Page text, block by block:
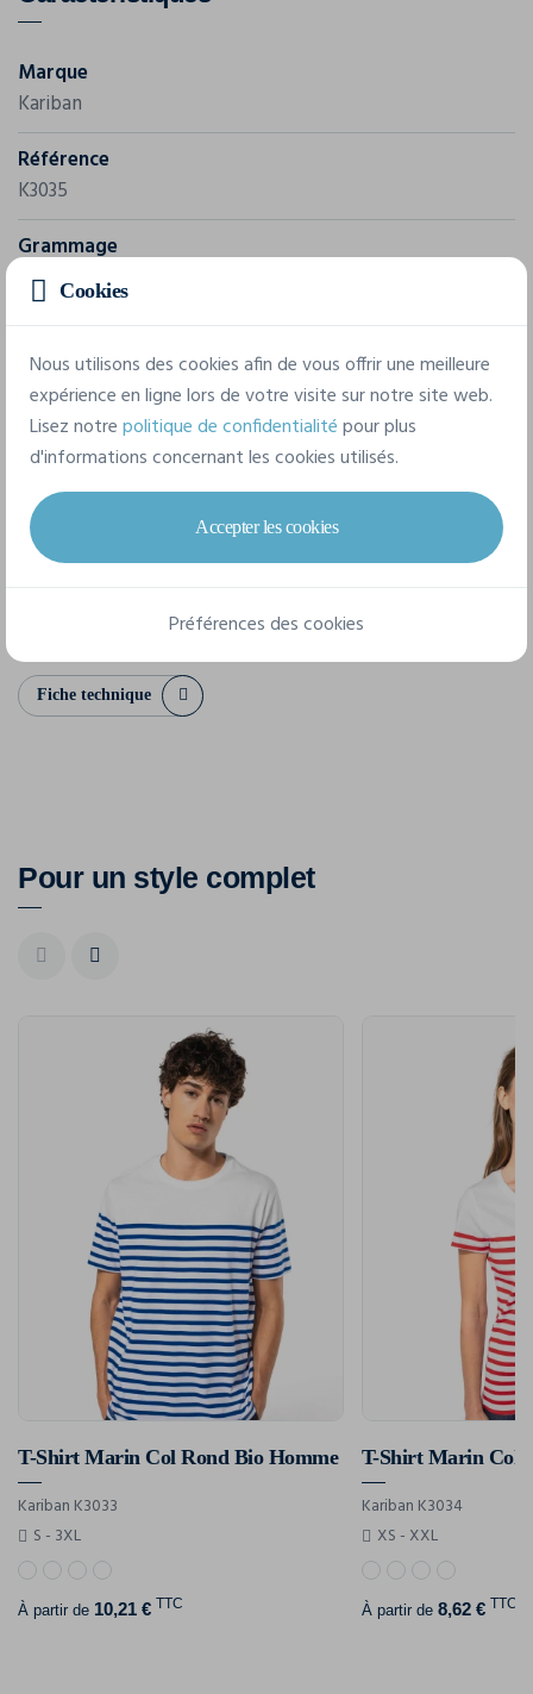
Marque
Kariban
Référence
K3035
Grammage
160 g/m²
Composition
100% Coton
5 tailles disponibles
8/10 ans
Fiche technique
Pour un style complet
T-Shirt Marin Col Rond Bio Homme
Kariban K3033
S - 3XL
À partir de 10,21 € TTC
T-Shirt Marin Col
Kariban K3034
XS - XXL
À partir de 8,62 € TTC
Cookies
Nous utilisons des cookies afin de vous offrir une meilleure
expérience en ligne lors de votre visite sur notre site web.
Lisez notrepolitique de confidentialitépour plus
d'informations concernant les cookies utilisés.
Accepter les cookies
Préférences des cookies